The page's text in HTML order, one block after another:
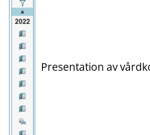
Presentation av